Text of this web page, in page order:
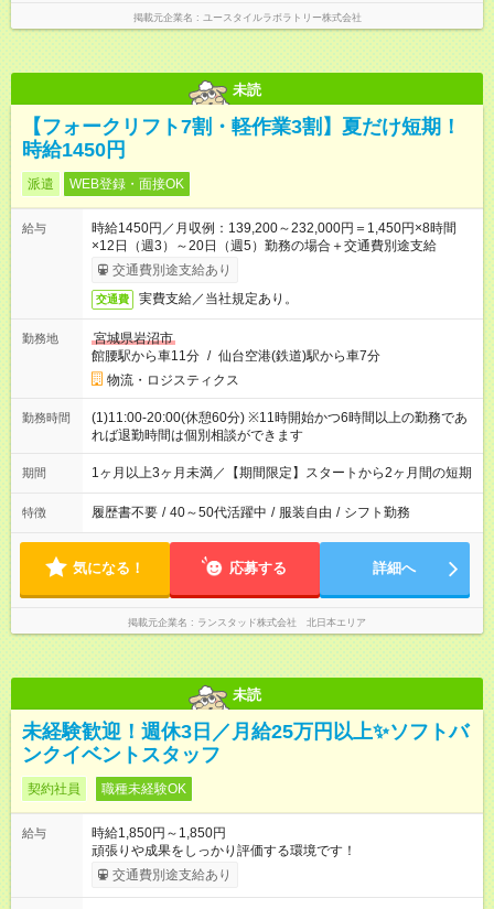
掲載元企業名 ユースタイルラボラトリー株式会社
未読
【フォークリフト7割・軽作業3割】夏だけ短期！
時給1450円
派遣 WEB登録・面接OK
給与
時給1450円／月収例：139,200～232,000円＝1,450円×8時間
×12日（週3）～20日（週5）勤務の場合＋交通費別途支給
交通費別途支給あり
交通費 実費支給／当社規定あり。
勤務地
宮城県岩沼市
館腰駅から車11分 / 仙台空港(鉄道)駅から車7分
物流・ロジスティクス
勤務時間
(1)11:00-20:00(休憩60分) ※11時開始かつ6時間以上の勤務であ
れば退勤時間は個別相談ができます
期間 1ヶ月以上3ヶ月未満／【期間限定】スタートから2ヶ月間の短期
特徴 履歴書不要 / 40～50代活躍中 / 服装自由 / シフト勤務
気になる！ 応募する 詳細へ
掲載元企業名 ランスタッド株式会社 北日本エリア
未読
未経験歓迎！週休3日／月給25万円以上✨ソフトバ
ンクイベントスタッフ
契約社員 職種未経験OK
給与
時給1,850円～1,850円
頑張りや成果をしっかり評価する環境です！
交通費別途支給あり